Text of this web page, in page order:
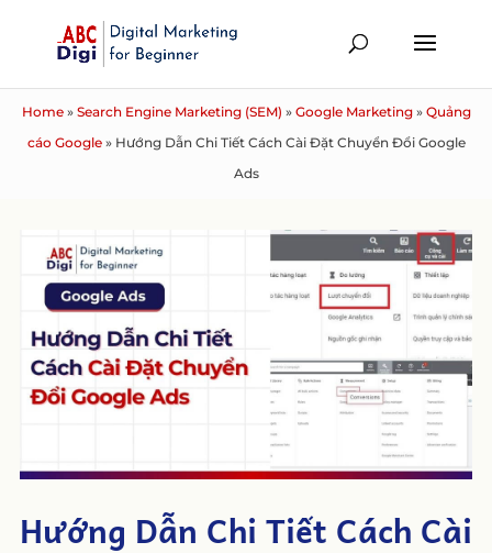
Home» Search Engine Marketing (SEM) » Google Marketing» Quảng
cáo Google» Hướng Dẫn Chi Tiết Cách Cài Đặt Chuyển Đổi Google
Ads
Hướng Dẫn Chi Tiết Cách Cài